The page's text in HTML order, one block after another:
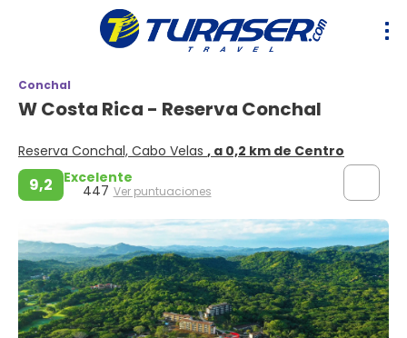
Conchal
W Costa Rica - Reserva Conchal
Reserva Conchal, Cabo Velas , a 0,2 km de Centro
9,2 Excelente
447 Ver puntuaciones